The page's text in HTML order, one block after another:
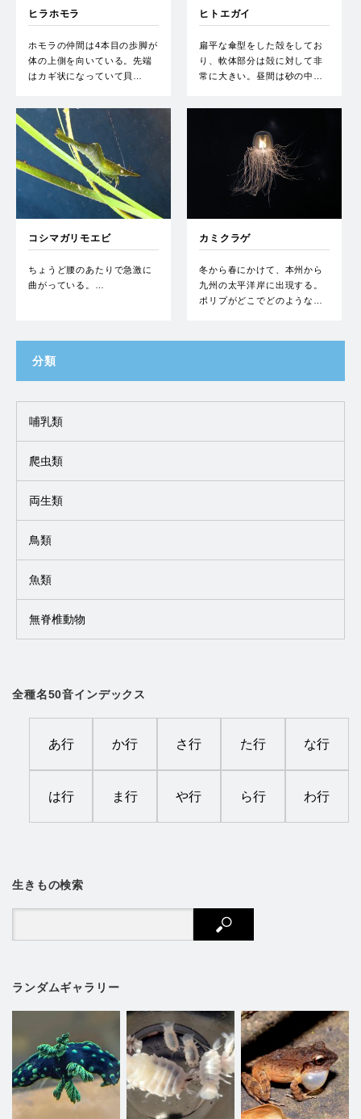
ヒラホモラ
ホモラの仲間は4本目の歩脚が
体の上側を向いている。先端
はカギ状になっていて貝…
ヒトエガイ
扁平な傘型をした殻をしてお
り、軟体部分は殻に対して非
常に大きい。昼間は砂の中…
コシマガリモエビ
ちょうど腰のあたりで急激に
曲がっている。…
カミクラゲ
冬から春にかけて、本州から
九州の太平洋岸に出現する。
ポリプがどこでどのような…
分類
哺乳類
爬虫類
両生類
鳥類
魚類
無脊椎動物
全種名50音インデックス
あ行 か行 さ行 た行 な行
は行 ま行 や行 ら行 わ行
生きもの検索
ランダムギャラリー